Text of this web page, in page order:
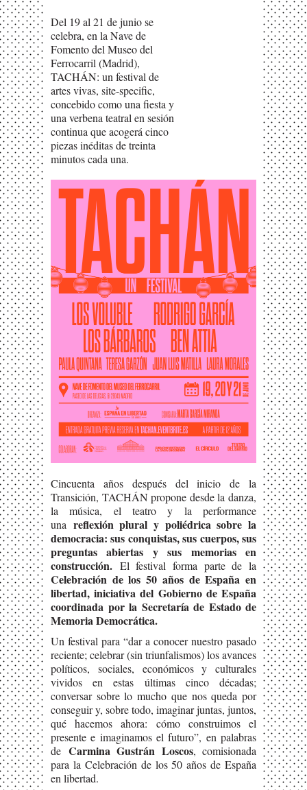
Del 19 al 21 de junio se
celebra, en la Nave de
Fomento del Museo del
Ferrocarril (Madrid),
TACHÁN: un festival de
artes vivas, site-specific,
concebido como una fiesta y
una verbena teatral en sesión
continua que acogerá cinco
piezas inéditas de treinta
minutos cada una.
Cincuenta años después del inicio de la
Transición, TACHÁN propone desde la danza,
la música, el teatro y la performance
una reflexión plural y poliédrica sobre la
democracia: sus conquistas, sus cuerpos, sus
preguntas abiertas y sus memorias en
construcción. El festival forma parte de la
Celebración de los 50 años de España en
libertad, iniciativa del Gobierno de España
coordinada por la Secretaría de Estado de
Memoria Democrática.
Un festival para “dar a conocer nuestro pasado
reciente; celebrar (sin triunfalismos) los avances
políticos, sociales, económicos y culturales
vividos en estas últimas cinco décadas;
conversar sobre lo mucho que nos queda por
conseguir y, sobre todo, imaginar juntas, juntos,
qué hacemos ahora: cómo construimos el
presente e imaginamos el futuro”, en palabras
de Carmina Gustrán Loscos, comisionada
para la Celebración de los 50 años de España
en libertad.